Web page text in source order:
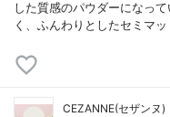
した質感のパウダーになっ
く、ふんわりとしたセミマ
CEZANNE(セザンヌ)